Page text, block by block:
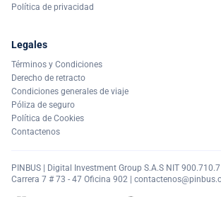
Política de privacidad
Legales
Términos y Condiciones
Derecho de retracto
Condiciones generales de viaje
Póliza de seguro
Política de Cookies
Contactenos
PINBUS | Digital Investment Group S.A.S NIT
Carrera 7 # 73 - 47 Oficina 902 |